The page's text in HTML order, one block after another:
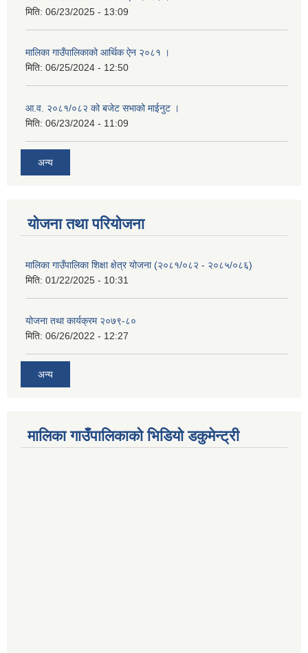
मिति: 06/23/2025 - 13:09
मालिका गाउँपालिकाको आर्थिक ऐन २०८१ ।
मिति: 06/25/2024 - 12:50
आ.व. २०८१/०८२ को बजेट सभाको माईनुट ।
मिति: 06/23/2024 - 11:09
अन्य
योजना तथा परियोजना
मालिका गाउँपालिका शिक्षा क्षेत्र योजना (२०८१/०८२ - २०८५/०८६)
मिति: 01/22/2025 - 10:31
योजना तथा कार्यक्रम २०७९-८०
मिति: 06/26/2022 - 12:27
अन्य
मालिका गाउँपालिकाको भिडियो डकुमेन्ट्री